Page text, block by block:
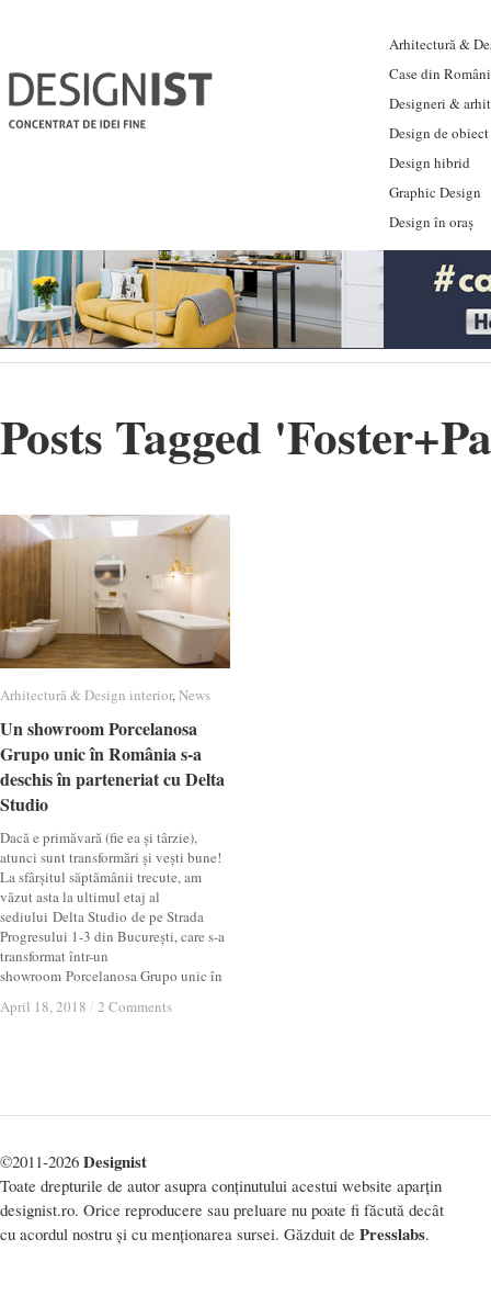
Arhitectură &
Case din
Designeri &
Design de obiect
Design hibrid
Graphic Design
Design în oraș
Posts Tagged '
Arhitectură & Design interior,News
Un showroom Porcelanosa
Grupo unic în România s-a
deschis în parteneriat cu Delta
Studio
Dacă e primăvară (fie ea și târzie),
atunci sunt transformări și vești bune!
La sfârșitul săptămânii trecute, am
văzut asta la ultimul etaj al
sediului Delta Studio de pe Strada
Progresului 1-3 din București, care s-a
transformat într-un
showroom Porcelanosa Grupo unic în
April 18, 2018 / 2 Comments
Arhitectură & Design interior News
Un showroom Porcelanosa
Grupo unic în România s-a
deschis în parteneriat cu Delta
Studio
April 18, 2018 / 2 Comments
©2011-2026 Designist
Toate drepturile de autor asupra conținutului acestui website aparțin
designist.ro. Orice reproducere sau preluare nu poate fi făcută decât
cu acordul nostru și cu menționarea sursei. Găzduit de Presslabs.